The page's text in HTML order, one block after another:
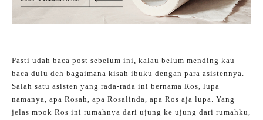
Pasti udah baca post sebelum ini, kalau belum mending kau
baca dulu deh bagaimana kisah ibuku dengan para asistennya.
Salah satu asisten yang rada-rada ini bernama Ros, lupa
namanya, apa Rosah, apa Rosalinda, apa Ros aja lupa. Yang
jelas mpok Ros ini rumahnya dari ujung ke ujung dari rumahku,